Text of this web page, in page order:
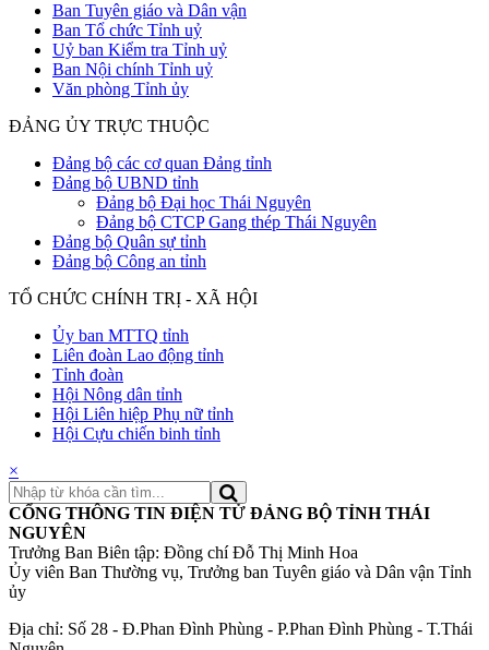
Ban Tuyên giáo và Dân vận
Ban Tổ chức Tỉnh uỷ
Uỷ ban Kiểm tra Tỉnh uỷ
Ban Nội chính Tỉnh uỷ
Văn phòng Tỉnh ủy
ĐẢNG ỦY TRỰC THUỘC
Đảng bộ các cơ quan Đảng tỉnh
Đảng bộ UBND tỉnh
Đảng bộ Đại học Thái Nguyên
Đảng bộ CTCP Gang thép Thái Nguyên
Đảng bộ Quân sự tỉnh
Đảng bộ Công an tỉnh
TỔ CHỨC CHÍNH TRỊ - XÃ HỘI
Ủy ban MTTQ tỉnh
Liên đoàn Lao động tỉnh
Tỉnh đoàn
Hội Nông dân tỉnh
Hội Liên hiệp Phụ nữ tỉnh
Hội Cựu chiến binh tỉnh
×
CỔNG THÔNG TIN ĐIỆN TỬ ĐẢNG BỘ TỈNH THÁI
NGUYÊN
Trưởng Ban Biên tập: Đồng chí Đỗ Thị Minh Hoa
Ủy viên Ban Thường vụ, Trưởng ban Tuyên giáo và Dân vận Tỉnh
ủy
Địa chỉ: Số 28 - Đ.Phan Đình Phùng - P.Phan Đình Phùng - T.Thái